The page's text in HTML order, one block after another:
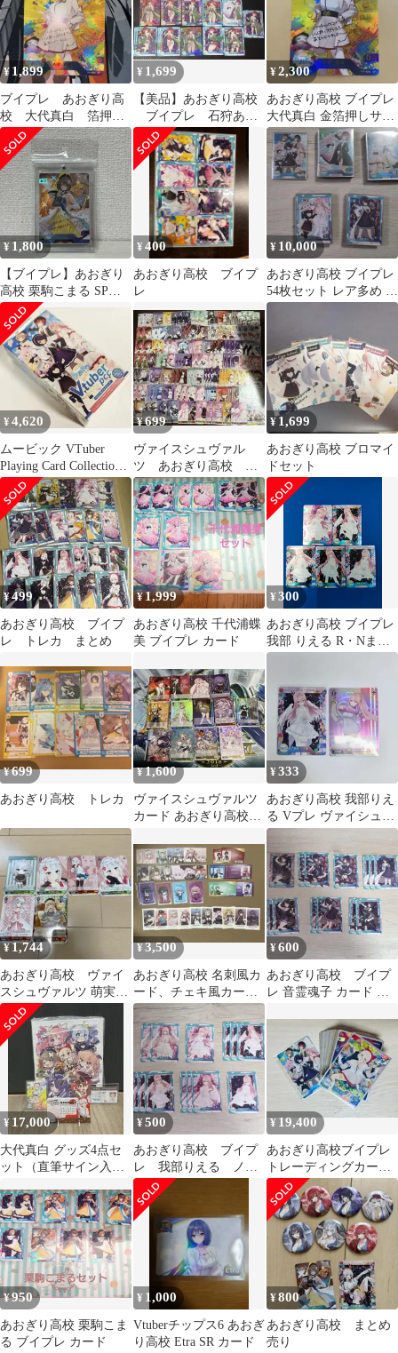
¥ 1,899
ブイプレ あおぎり高
校 大代真白 箔押し
サイン入り
¥ 1,699
【美品】あおぎり高校
ブイプレ 石狩あか
り トレカ まとめ売り
サイン sp
¥2,300
あおぎり高校 ブイプレ
大代真白 金箔押しサイ
ン入り sp
¥ 1,800
【ブイプレ】あおぎり
高校 栗駒こまる SPカ
ード
¥400
あおぎり高校 ブイプ
レ
¥ 10,000
あおぎり高校 ブイプレ
54枚セット レア多め ※
現在使用中のスリーブ
¥4,620
ムービック VTuber
Playing Card Collection
ブイプレ あおぎり高校
【1BOX】
¥699
ヴァイスシュヴァル
ツ あおぎり高校 カ
ード 113枚 まとめ売
り バラ不可
¥ 1,699
あおぎり高校 ブロマイ
ドセット
¥499
あおぎり高校 ブイプ
レ トレカ まとめ
¥1,999
あおぎり高校 千代浦蝶
美 ブイプレ カード
¥300
あおぎり高校 ブイプレ
我部 りえる R・Nまと
めセット
¥699
あおぎり高校 トレカ
¥1,600
ヴァイスシュヴァルツ
カード あおぎり高校13
¥333
あおぎり高校 我部りえ
る Vプレ ヴァイシュシ
ュバルツ カード
¥1,744
あおぎり高校 ヴァイ
スシュヴァルツ 萌実セ
ット
¥3,500
あおぎり高校 名刺風カ
ード、チェキ風カード
など
¥600
あおぎり高校 ブイプ
レ 音霊魂子 カード ま
¥ 17,000
大代真白 グッズ4点セ
ット（直筆サイン入り
¥500
あおぎり高校 ブイプ
レ 我部りえる ノー
マルまとめ売り
¥19,400
あおぎり高校ブイプレ
トレーディングカー
ド、R コンプリートセ
ット
¥950
あおぎり高校 栗駒こま
る ブイプレ カード
¥ 1,000
Vtuberチップス6 あおぎ
り高校 Etra SR カード
¥800
あおぎり高校 まとめ
売り